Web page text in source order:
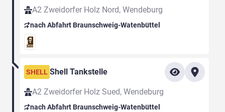
A2 Zweidorfer Holz Nord, Wendeburg
nach Abfahrt Braunschweig-Watenbüttel
SHELL Shell Tankstelle
A2 Zweidorfer Holz Sued, Wendeburg
nach Abfahrt Braunschweig-Watenbüttel